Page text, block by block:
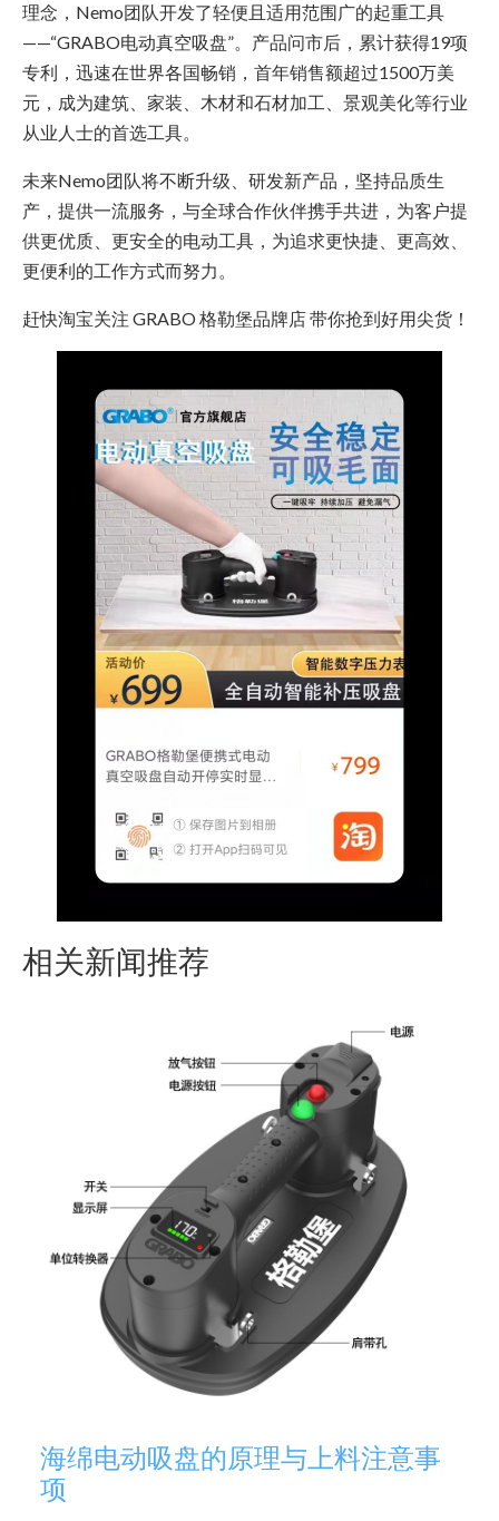
理念，Nemo团队开发了轻便且适用范围广的起重工具
——“GRABO电动真空吸盘”。产品问市后，累计获得19项
专利，迅速在世界各国畅销，首年销售额超过1500万美
元，成为建筑、家装、木材和石材加工、景观美化等行业
从业人士的首选工具。
未来Nemo团队将不断升级、研发新产品，坚持品质生
产，提供一流服务，与全球合作伙伴携手共进，为客户提
供更优质、更安全的电动工具，为追求更快捷、更高效、
更便利的工作方式而努力。
赶快淘宝关注 GRABO 格勒堡品牌店 带你抢到好用尖货！
相关新闻推荐
海绵电动吸盘的原理与上料注意事
项